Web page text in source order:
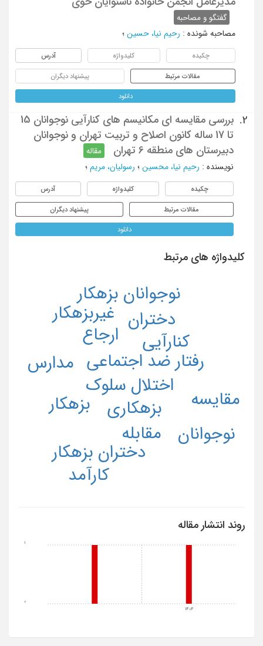
گفتگو و مصاحبه
مصاحبه شونده : رحیم نیا، حسین ؛
چکیده کلیدواژه آدرس
مقالات مرتبط پیشنهاد دیگران
دانلود
2.
بررسی مقایسه ای مکانیسم های کنارآیی نوجوانان 15
تا 17 ساله کانون اصلاح و تربیت تهران و نوجوانان
دبیرستان های منطقه 6 تهران
مقاله
نویسنده : رحیم نیا، محسین ؛ رسولیان، مریم ؛
چکیده کلیدواژه آدرس
مقالات مرتبط پیشنهاد دیگران
دانلود
کلیدواژه های مرتبط
اختلال سلوک
بزهکاری
رفتار ضد اجتماعی
مقابله
کنارآیی ارجاع
بزهکار
دختران
دختران بزهکار
غیربزهکار
مدارس
مقایسه
نوجوانان
نوجوانان بزهکار
کارآمد
روند انتشار مقاله
1404
0
1